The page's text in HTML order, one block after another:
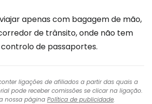
apenas com bagagem de mão,
de trânsito, onde não tem
de passaportes.
ligações de afiliados a partir das quais a
pode receber comissões se clicar na ligação.
nossa página Política de publicidade.